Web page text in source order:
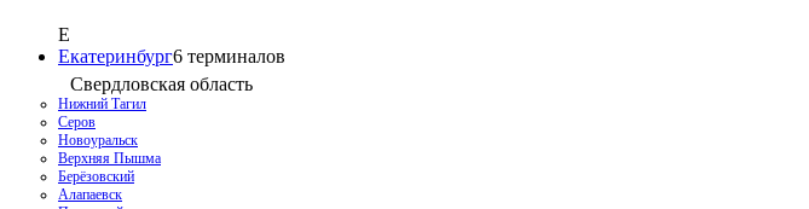
Е
Екатеринбург6 терминалов
Свердловская область
Нижний Тагил
Серов
Новоуральск
Верхняя Пышма
Берёзовский
Алапаевск